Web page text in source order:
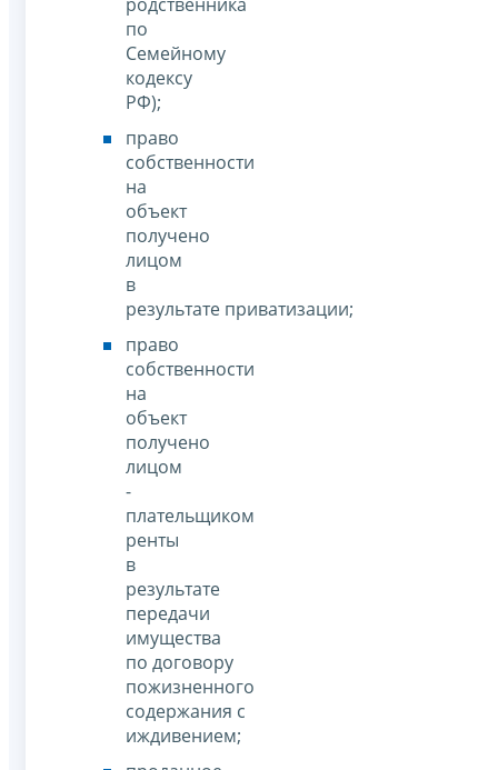
по
Семейному
кодексу
РФ);
право
собственности
на
объект
получено
лицом
в
результате приватизации;
право
собственности
на
объект
получено
лицом
-
плательщиком
ренты
в
результате
передачи
имущества
по договору
пожизненного
содержания с
иждивением;